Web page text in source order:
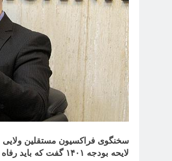
سخنگوی فراکسیون مستقلین
لایحه بودجه ۱۴۰۱ گفت که باید رفاه و آسایش مردم را تأمین کند.